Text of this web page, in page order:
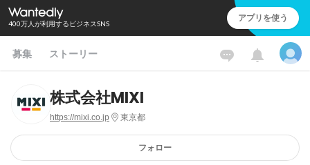
400万人が利用するビジネスSNS アプリを使う
募集 ストーリー
株式会社MIXI
https://mixi.co.jp 東京都
フォロー